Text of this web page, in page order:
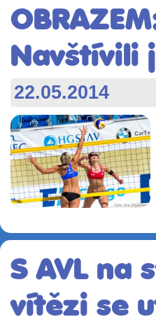
Navštívili
22.05.2014
S AVL na
vítězi se